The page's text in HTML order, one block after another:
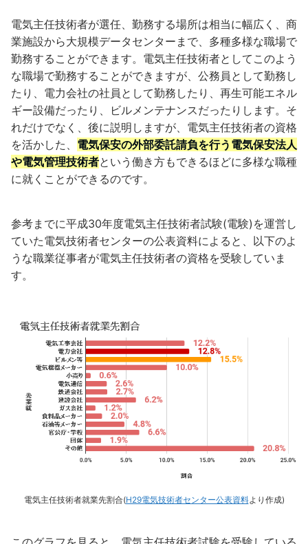
電気主任技術者が選任、勤務する場所は相当に幅広く、商
業施設から大規模データセンターまで、多種多様な職場で
勤務することができます。電気主任技術者としてこのよう
な職場で勤務することができますが、公務員として勤務し
たり、電力会社の社員として勤務したり、再生可能エネル
ギー設備だったり、ビルメンテナンスだったりします。そ
れだけでなく、後に説明しますが、電気主任技術者の資格
を活かした、 電気保安の外部委託請負を行う電気保安法人
や電気管理技術者という働き方もできるほどに多様な職種
に就くことができるのです。
参考までに平成30年度電気主任技術者試験(電験)を運営し
ていた電気技術者センターの公表資料によると、以下のよ
うな職業従事者が電気主任技術者の資格を受験していま
す。
電気主任技術者就業先割合(H29電気技術者センター公表資料より作成)